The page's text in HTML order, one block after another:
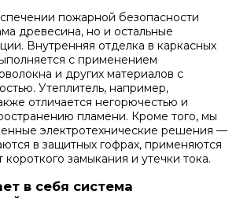
пожарной безопасности
древесина, но и остальные
Внутренняя отделка в каркасных
с применением
и других материалов с
Утеплитель, например,
отличается негорючестью и
пламени. Кроме того, мы
электротехнические решения —
в защитных гофрах, применяются
замыкания и утечки тока.
в себя система